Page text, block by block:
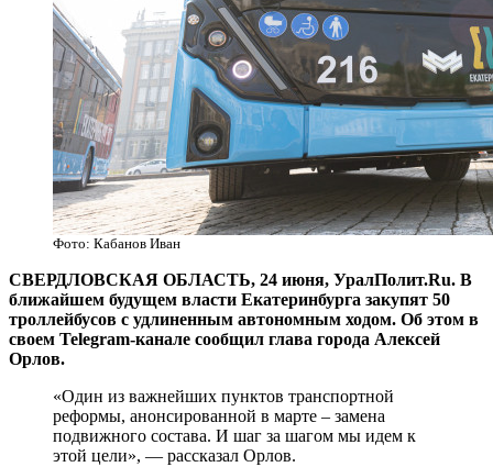
Фото: Кабанов Иван
СВЕРДЛОВСКАЯ ОБЛАСТЬ, 24 июня, УралПолит.Ru. В
ближайшем будущем власти Екатеринбурга закупят 50
троллейбусов с удлиненным автономным ходом. Об этом в
своем Telegram-канале сообщил глава города Алексей
Орлов.
«Один из важнейших пунктов транспортной
реформы, анонсированной в марте – замена
подвижного состава. И шаг за шагом мы идем к
этой цели», — рассказал Орлов.